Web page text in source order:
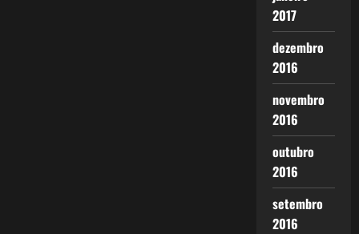
2017
dezembro
2016
novembro
2016
outubro
2016
setembro
2016